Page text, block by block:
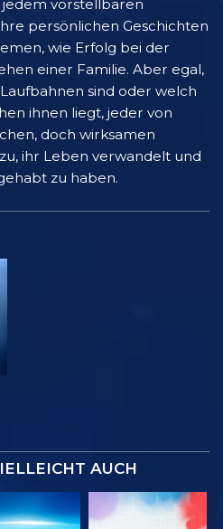
jedem vorstellbaren
persönlichen Geschichten
wie Erfolg bei der
einer Familie. Aber egal,
sind oder welch
ihnen liegt, jeder von
doch wirksamen
ihr Leben verwandelt und
zu haben.
AUCH